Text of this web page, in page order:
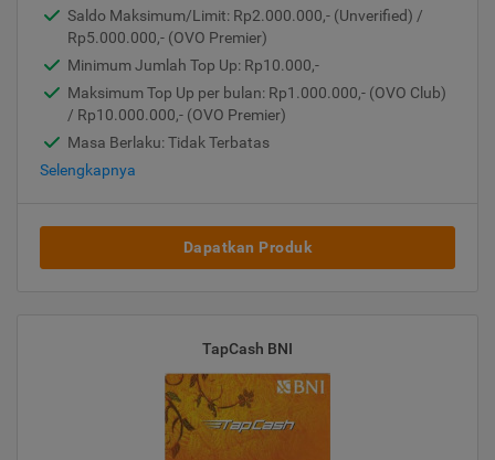
Saldo Maksimum/Limit: Rp2.000.000,- (Unverified) /
Rp5.000.000,- (OVO Premier)
Minimum Jumlah Top Up: Rp10.000,-
Maksimum Top Up per bulan: Rp1.000.000,- (OVO Club)
/ Rp10.000.000,- (OVO Premier)
Masa Berlaku: Tidak Terbatas
Selengkapnya
Dapatkan Produk
TapCash BNI